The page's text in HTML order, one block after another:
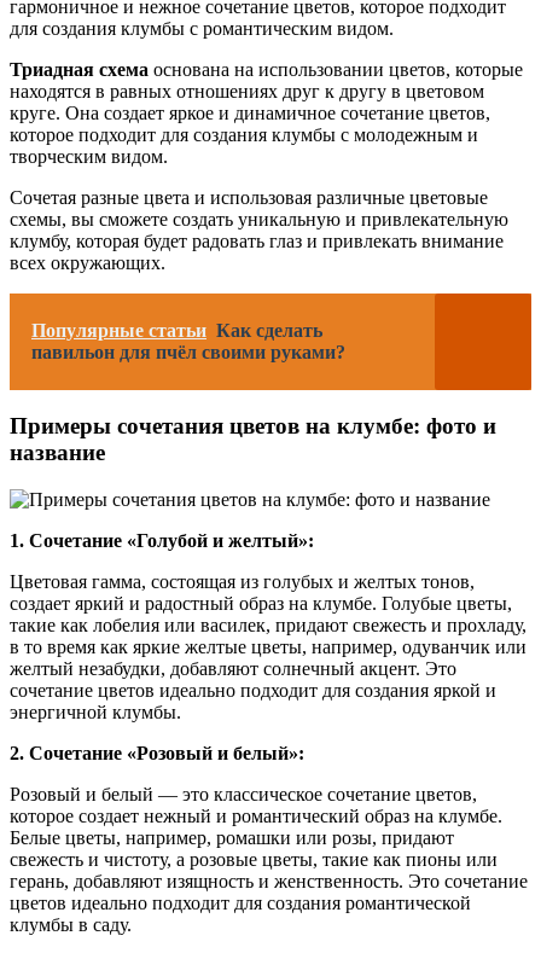
гармоничное и нежное сочетание цветов, которое подходит
для создания клумбы с романтическим видом.
Триадная схема основана на использовании цветов, которые
находятся в равных отношениях друг к другу в цветовом
круге. Она создает яркое и динамичное сочетание цветов,
которое подходит для создания клумбы с молодежным и
творческим видом.
Сочетая разные цвета и использовая различные цветовые
схемы, вы сможете создать уникальную и привлекательную
клумбу, которая будет радовать глаз и привлекать внимание
всех окружающих.
Популярные статьи Как сделать
павильон для пчёл своими руками?
Примеры сочетания цветов на клумбе: фото и
название
1. Сочетание «Голубой и желтый»:
Цветовая гамма, состоящая из голубых и желтых тонов,
создает яркий и радостный образ на клумбе. Голубые цветы,
такие как лобелия или василек, придают свежесть и прохладу,
в то время как яркие желтые цветы, например, одуванчик или
желтый незабудки, добавляют солнечный акцент. Это
сочетание цветов идеально подходит для создания яркой и
энергичной клумбы.
2. Сочетание «Розовый и белый»:
Розовый и белый — это классическое сочетание цветов,
которое создает нежный и романтический образ на клумбе.
Белые цветы, например, ромашки или розы, придают
свежесть и чистоту, а розовые цветы, такие как пионы или
герань, добавляют изящность и женственность. Это сочетание
цветов идеально подходит для создания романтической
клумбы в саду.